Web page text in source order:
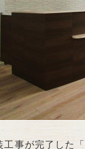
工事が完了した「